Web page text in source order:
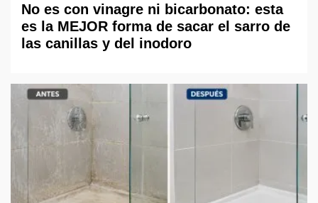
No es con vinagre ni bicarbonato: esta
es la MEJOR forma de sacar el sarro de
las canillas y del inodoro